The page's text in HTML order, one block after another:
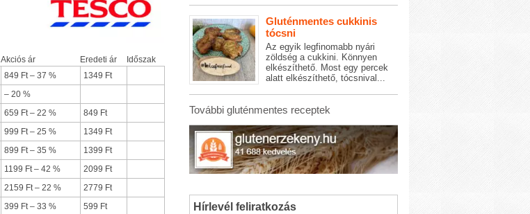
Akciós ár Eredeti ár
Időszak
849 Ft – 37 %
1349 Ft
– 20 %
659 Ft – 22 %
849 Ft
999 Ft – 25 %
1349 Ft
899 Ft – 35 %
1399 Ft
1199 Ft – 42 %
2099 Ft
2159 Ft – 22 %
2779 Ft
399 Ft – 33 %
599 Ft
Gluténmentes cukkinis
tócsni
Az egyik legfinomabb nyári
zöldség a cukkini. Könnyen
elkészíthető. Most egy percek
alatt elkészíthető, tócsnival...
További gluténmentes receptek
Hírlevél feliratkozás